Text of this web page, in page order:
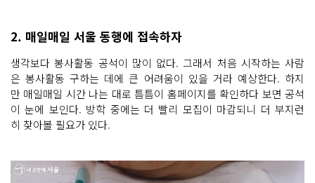
2. 매일매일 서울 동행에 접속하자
생각보다 봉사활동 공석이 많이 없다. 그래서 처음 시작하는 사람
은 봉사활동 구하는 데에 큰 어려움이 있을 거라 예상한다. 하지
만 매일매일 시간 나는 대로 틈틈이 홈페이지를 확인하다 보면 공석
이 눈에 보인다. 방학 중에는 더 빨리 모집이 마감되니 더 부지런
히 찾아볼 필요가 있다.